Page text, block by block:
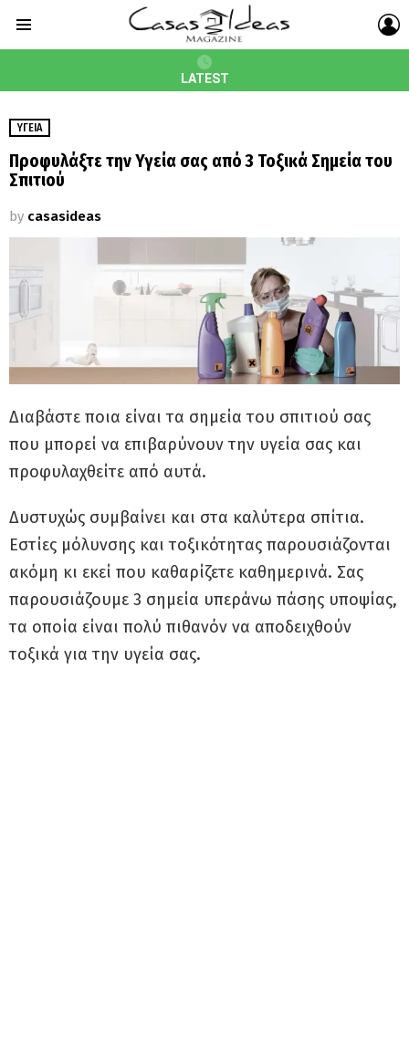
LATEST
ΥΓΕΊΑ
Προφυλάξτε την Υγεία σας από 3 Τοξικά Σημεία του
Σπιτιού
by casasideas
Διαβάστε ποια είναι τα σημεία του σπιτιού σας
που μπορεί να επιβαρύνουν την υγεία σας και
προφυλαχθείτε από αυτά.
Δυστυχώς συμβαίνει και στα καλύτερα σπίτια.
Εστίες μόλυνσης και τοξικότητας παρουσιάζονται
ακόμη κι εκεί που καθαρίζετε καθημερινά. Σας
παρουσιάζουμε 3 σημεία υπεράνω πάσης υποψίας,
τα οποία είναι πολύ πιθανόν να αποδειχθούν
τοξικά για την υγεία σας.